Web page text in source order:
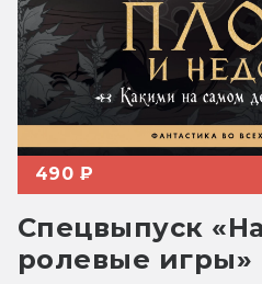
490 ₽
Спецвыпуск
ролевые игры»